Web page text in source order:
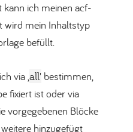
kann ich meinen acf-
wird mein Inhaltstyp
befüllt.
via ‚all' bestimmen,
fixiert ist oder via
vorgegebenen Blöcke
hinzugefügt